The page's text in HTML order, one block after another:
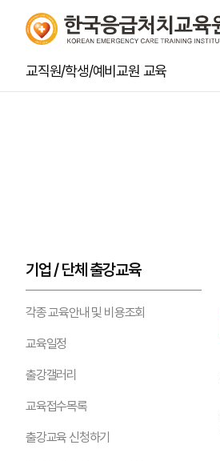
교직원/학생/예비교원 교육
기업 / 단체 출강교육
각종 교육안내 및 비용조회
교육일정
출강갤러리
교육접수목록
출강교육 신청하기